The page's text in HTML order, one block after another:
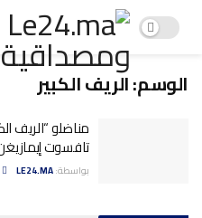
الوسم:الريف الكبير
مناضلو “الريف
تافسوت
بواسطة:LE24.MA